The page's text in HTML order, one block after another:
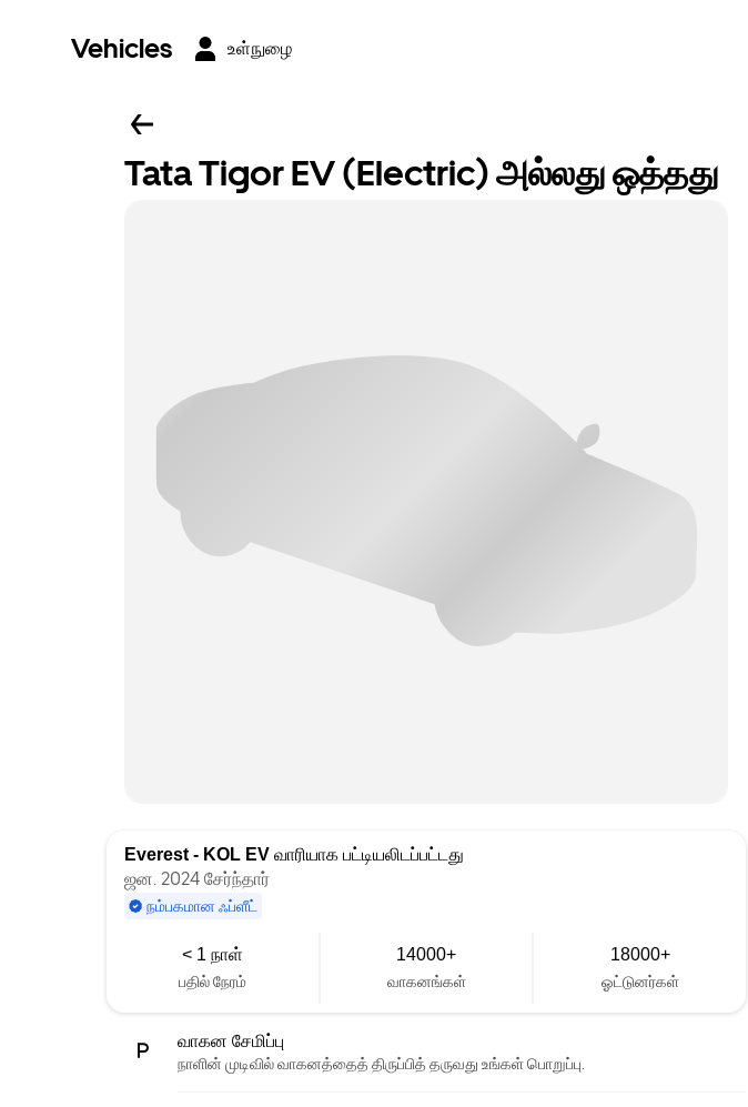
Vehicles உள்நுழை
Tata Tigor EV (Electric) அல்லது ஒத்தது
Everest - KOL EV வாரியாக பட்டியலிடப்பட்டது
ஜன. 2024 சேர்ந்தார்
நம்பகமான ஃப்ளீட்
< 1 நாள்
பதில் நேரம்
14000+
வாகனங்கள்
18000+
ஓட்டுனர்கள்
வாகன சேமிப்பு
நாளின் முடிவில் வாகனத்தைத் திருப்பித் தருவது உங்கள் பொறுப்பு.